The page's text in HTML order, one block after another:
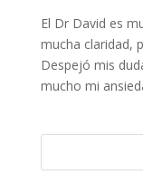
El Dr David es
mucha claridad,
Despejó mis
mucho mi